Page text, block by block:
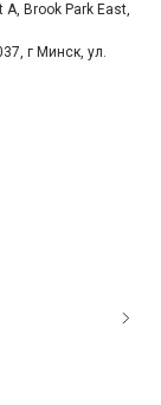
Brook Park East,
г Минск, ул.